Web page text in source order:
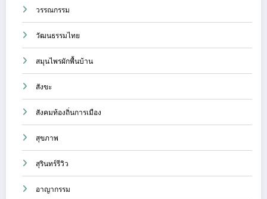
วรรณกรรม
วัฒนธรรมไทย
สมุนไพรผักพื้นบ้าน
สังขะ
สังคมท้องถิ่นการเมือง
สุขภาพ
สุรินทร์รีวิว
อาญากรรม